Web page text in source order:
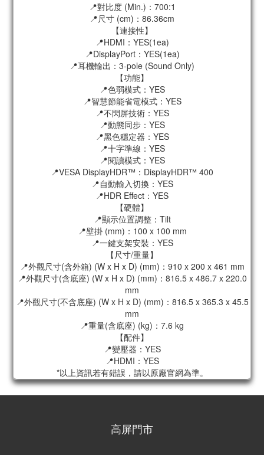
📍對比度 (Min.)：700:1
📍尺寸 (cm)：86.36cm
【連接性】
📍HDMI：YES(1ea)
📍DisplayPort：YES(1ea)
📍耳機輸出：3-pole (Sound Only)
【功能】
📍色弱模式：YES
📍智慧節能省電模式：YES
📍不閃屏技術：YES
📍動態同步：YES
📍黑色穩定器：YES
📍十字準線：YES
📍閱讀模式：YES
📍VESA DisplayHDR™：DisplayHDR™ 400
📍自動輸入切換：YES
📍HDR Effect：YES
【硬體】
📍顯示位置調整：Tilt
📍壁掛 (mm)：100 x 100 mm
📍一鍵支架安裝：YES
【尺寸/重量】
📍外觀尺寸(含外箱) (W x H x D) (mm)：910 x 200 x 461 mm
📍外觀尺寸(含底座) (W x H x D) (mm)：816.5 x 486.7 x 220.0
mm
📍外觀尺寸(不含底座) (W x H x D) (mm)：816.5 x 365.3 x 45.5
mm
📍重量(含底座) (kg)：7.6 kg
【配件】
📍變壓器：YES
📍HDMI：YES
*以上資訊若有錯誤，請以原廠官網為準。
高屏門市